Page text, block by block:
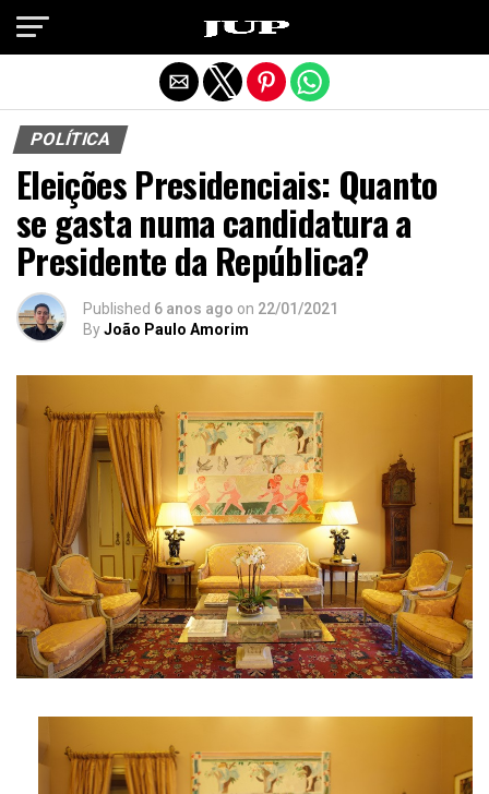
POLÍTICA
Eleições Presidenciais: Quanto
se gasta numa candidatura a
Presidente da República?
Published 6 anos ago on 22/01/2021
ByJoão Paulo Amorim
Exit mobile version